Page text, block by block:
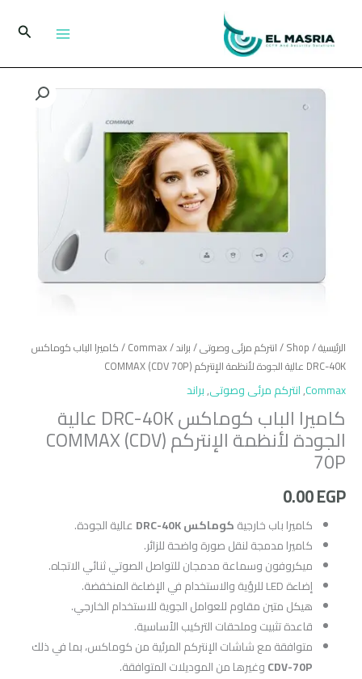
المحتوى
البحث
الرئيسية/
Shop
/انتركم مرئى وصوتى/براند/
Commax/ كاميرا الباب كوماكس
DRC-40K عالية الجودة لأنظمة الإنتركم (COMMAX (CDV 70P
Commax
,انتركم مرئى وصوتى,براند
كاميرا الباب كوماكس DRC-40K عالية
الجودة لأنظمة الإنتركم (COMMAX (CDV
70P
0.00EGP
كاميرا باب خارجيةكوماكس DRC-40K
عالية الجودة.
كاميرا مدمجة لنقل صورة واضحة للزائر.
ميكروفون وسماعة مدمجان للتواصل الصوتي ثنائي الاتجاه.
إضاءة LED للرؤية والاستخدام في الإضاءة المنخفضة.
هيكل متين مقاوم للعوامل الجوية للاستخدام الخارجي.
قاعدة تثبيت وملحقات التركيب الأساسية.
متوافقة مع شاشات الإنتركم المرئية من كوماكس، بما في ذلك
CDV-70Pوغيرها من الموديلات المتوافقة.
كاميرا
(COMMAX